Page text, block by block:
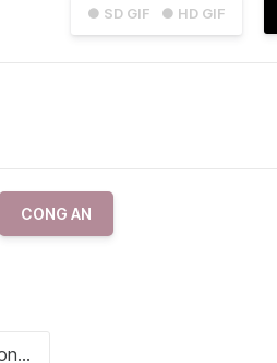
● SD GIF ● HD GIF
CONG AN